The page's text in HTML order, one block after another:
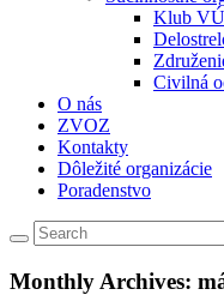
Klub
Civilná
O nás
ZVOZ
Kontakty
Dôležité organizácie
Poradenstvo
Monthly Archives: